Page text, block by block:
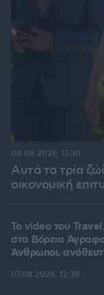
Αυτά τα τρία
οικονομική
08.08.2026, 11:30
To video του
στα Βόρεια
Άνθρωποι,
07.08.2026, 12:38